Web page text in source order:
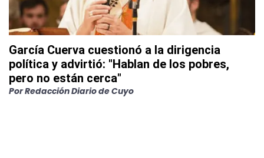
García Cuerva cuestionó a la dirigencia
política y advirtió: "Hablan de los pobres,
pero no están cerca"
PorRedacción Diario de Cuyo